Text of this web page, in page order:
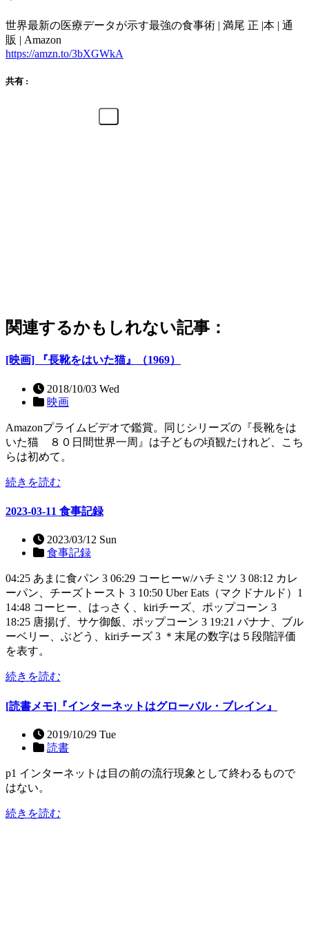
世界最新の医療データが示す最強の食事術 | 満尾 正 |本 | 通
販 | Amazon
https://amzn.to/3bXGWkA
共有 :
関連するかもしれない記事：
[映画] 『長靴をはいた猫』（1969）
2018/10/03 Wed
映画
Amazonプライムビデオで鑑賞。同じシリーズの『長靴をは
いた猫 ８０日間世界一周』は子どもの頃観たけれど、こち
らは初めて。
続きを読む
2023-03-11 食事記録
2023/03/12 Sun
食事記録
04:25 あまに食パン 3 06:29 コーヒーw/ハチミツ 3 08:12 カレ
ーパン、チーズトースト 3 10:50 Uber Eats（マクドナルド）1
14:48 コーヒー、はっさく、kiriチーズ、ポップコーン 3
18:25 唐揚げ、サケ御飯、ポップコーン 3 19:21 バナナ、ブル
ーベリー、ぶどう、kiriチーズ 3 ＊末尾の数字は５段階評価
を表す。
続きを読む
[読書メモ]『インターネットはグローバル・ブレイン』
2019/10/29 Tue
読書
p1 インターネットは目の前の流行現象として終わるもので
はない。
続きを読む